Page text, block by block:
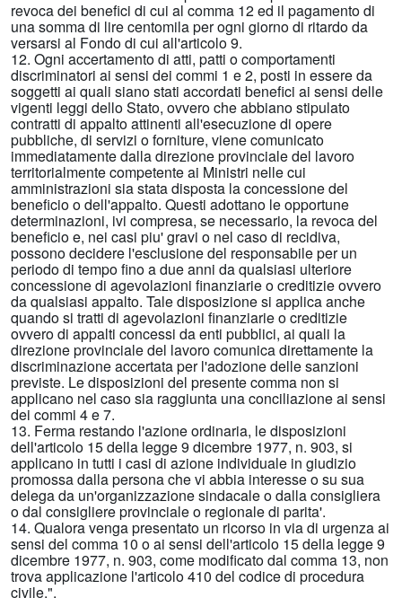
revoca dei benefici di cui al comma 12 ed il pagamento di
una somma di lire centomila per ogni giorno di ritardo da
versarsi al Fondo di cui all'articolo 9.
12. Ogni accertamento di atti, patti o comportamenti
discriminatori ai sensi dei commi 1 e 2, posti in essere da
soggetti ai quali siano stati accordati benefici ai sensi delle
vigenti leggi dello Stato, ovvero che abbiano stipulato
contratti di appalto attinenti all'esecuzione di opere
pubbliche, di servizi o forniture, viene comunicato
immediatamente dalla direzione provinciale del lavoro
territorialmente competente ai Ministri nelle cui
amministrazioni sia stata disposta la concessione del
beneficio o dell'appalto. Questi adottano le opportune
determinazioni, ivi compresa, se necessario, la revoca del
beneficio e, nei casi piu' gravi o nel caso di recidiva,
possono decidere l'esclusione del responsabile per un
periodo di tempo fino a due anni da qualsiasi ulteriore
concessione di agevolazioni finanziarie o creditizie ovvero
da qualsiasi appalto. Tale disposizione si applica anche
quando si tratti di agevolazioni finanziarie o creditizie
ovvero di appalti concessi da enti pubblici, ai quali la
direzione provinciale del lavoro comunica direttamente la
discriminazione accertata per l'adozione delle sanzioni
previste. Le disposizioni del presente comma non si
applicano nel caso sia raggiunta una conciliazione ai sensi
dei commi 4 e 7.
13. Ferma restando l'azione ordinaria, le disposizioni
dell'articolo 15 della legge 9 dicembre 1977, n. 903, si
applicano in tutti i casi di azione individuale in giudizio
promossa dalla persona che vi abbia interesse o su sua
delega da un'organizzazione sindacale o dalla consigliera
o dal consigliere provinciale o regionale di parita'.
14. Qualora venga presentato un ricorso in via di urgenza ai
sensi del comma 10 o ai sensi dell'articolo 15 della legge 9
dicembre 1977, n. 903, come modificato dal comma 13, non
trova applicazione l'articolo 410 del codice di procedura
civile.".